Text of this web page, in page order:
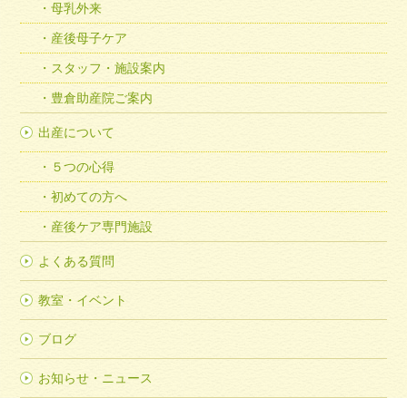
母乳外来
産後母子ケア
スタッフ・施設案内
豊倉助産院ご案内
出産について
５つの心得
初めての方へ
産後ケア専門施設
よくある質問
教室・イベント
ブログ
お知らせ・ニュース